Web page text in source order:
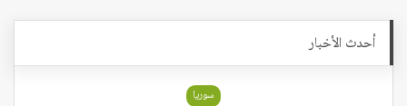
أحدث الأخبار
سوريا